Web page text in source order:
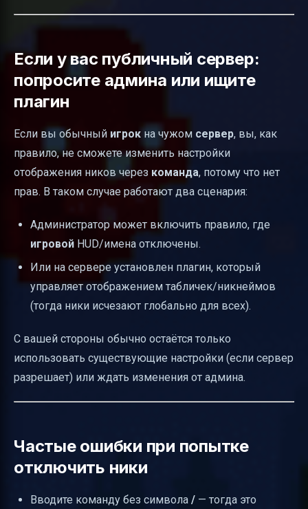
Если у вас публичный сервер:
попросите админа или ищите
плагин
Если вы обычный игрок на чужом сервер, вы, как
правило, не сможете изменить настройки
отображения ников через команда, потому что нет
прав. В таком случае работают два сценария:
Администратор может включить правило, где
игровой HUD/имена отключены.
Или на сервере установлен плагин, который
управляет отображением табличек/никнеймов
(тогда ники исчезают глобально для всех).
С вашей стороны обычно остаётся только
использовать существующие настройки (если сервер
разрешает) или ждать изменения от админа.
Частые ошибки при попытке
отключить ники
Вводите команду без символа / — тогда это